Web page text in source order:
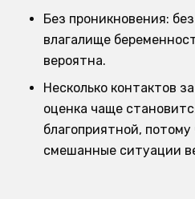
Без проникновения:
влагалище
вероятна.
Несколько контактов
оценка чаще
благоприятной,
смешанные ситуации